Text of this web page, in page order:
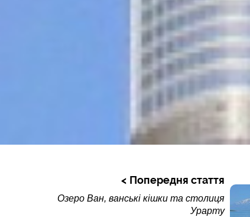
Попередня стаття
Озеро Ван, ванські кішки та столиця
Урарту